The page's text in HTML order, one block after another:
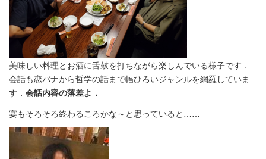
美味しい料理とお酒に舌鼓を打ちながら楽しんでいる様子です．
会話も恋バナから哲学の話まで幅ひろいジャンルを網羅していま
す． 会話内容の落差よ．
宴もそろそろ終わるころかな～と思っていると……